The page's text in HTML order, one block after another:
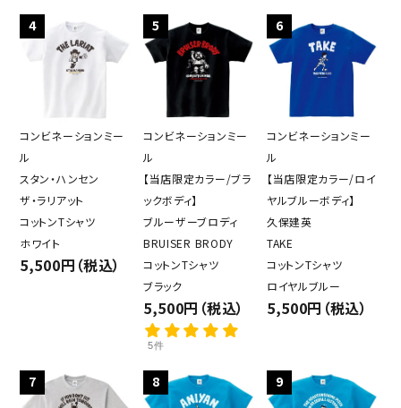
4
コンビネーションミー
ル
スタン・ハンセン
ザ・ラリアット
コットンTシャツ
ホワイト
5,500円（税込）
5
コンビネーションミー
ル
【当店限定カラー/ブラ
ックボディ】
ブルーザーブロディ
BRUISER BRODY
コットンTシャツ
ブラック
5,500円（税込）
5件
6
コンビネーションミー
ル
【当店限定カラー/ロイ
ヤルブルーボディ】
久保建英
TAKE
コットンTシャツ
ロイヤルブルー
5,500円（税込）
7 8 9